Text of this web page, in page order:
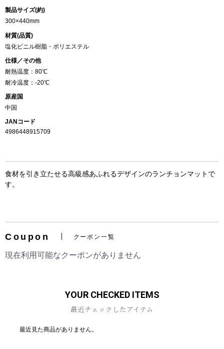
お買い物を続ける カートへ進む
製品サイズ(約)
300×440mm
材質(品質)
塩化ビニル樹脂・ポリエステル
仕様／その他
耐熱温度：80℃
耐冷温度：-20℃
原産国
中国
JANコード
4986448915709
食材を引き立たせる高級感あふれるデザインのランチョンマットで
す。
Coupon クーポン一覧
現在利用可能なクーポンがありません
YOUR CHECKED ITEMS
最近チェックしたアイテム
最近見た商品がありません。